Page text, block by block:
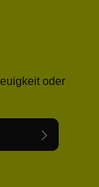
oder